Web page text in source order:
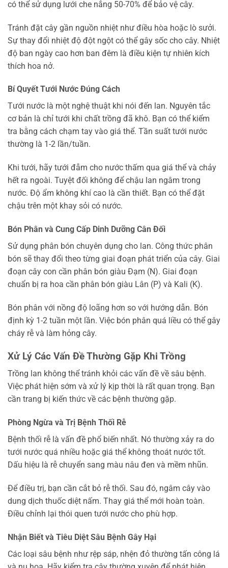
có thể sử dụng lưới che nắng 50-70% để bảo vệ cây.
Tránh đặt cây gần nguồn nhiệt như điều hòa hoặc lò sưởi.
Sự thay đổi nhiệt độ đột ngột có thể gây sốc cho cây. Nhiệt
độ ban ngày cao hơn ban đêm là điều kiện tự nhiên kích
thích hoa nở.
Bí Quyết Tưới Nước Đúng Cách
Tưới nước là một nghệ thuật khi nói đến lan. Nguyên tắc
cơ bản là chỉ tưới khi chất trồng đã khô. Bạn có thể kiểm
tra bằng cách chạm tay vào giá thể. Tần suất tưới nước
thường là 1-2 lần/tuần.
Khi tưới, hãy tưới đẫm cho nước thấm qua giá thể và chảy
hết ra ngoài. Tuyệt đối không để chậu lan ngâm trong
nước. Độ ẩm không khí cao là cần thiết. Bạn có thể đặt
chậu trên một khay sỏi có nước.
Bón Phân và Cung Cấp Dinh Dưỡng Cân Đối
Sử dụng phân bón chuyên dụng cho lan. Công thức phân
bón sẽ thay đổi theo từng giai đoạn phát triển của cây. Giai
đoạn cây con cần phân bón giàu Đạm (N). Giai đoạn
chuẩn bị ra hoa cần phân bón giàu Lân (P) và Kali (K).
Bón phân với nồng độ loãng hơn so với hướng dẫn. Bón
định kỳ 1-2 tuần một lần. Việc bón phân quá liều có thể gây
cháy rễ và làm hỏng cây.
Xử Lý Các Vấn Đề Thường Gặp Khi Trồng
Trồng lan không thể tránh khỏi các vấn đề về sâu bệnh.
Việc phát hiện sớm và xử lý kịp thời là rất quan trọng. Bạn
cần trang bị kiến thức về các bệnh thường gặp.
Phòng Ngừa và Trị Bệnh Thối Rễ
Bệnh thối rễ là vấn đề phổ biến nhất. Nó thường xảy ra do
tưới nước quá nhiều hoặc giá thể không thoát nước tốt.
Dấu hiệu là rễ chuyển sang màu nâu đen và mềm nhũn.
Để điều trị, bạn cần cắt bỏ rễ thối. Sau đó, ngâm cây vào
dung dịch thuốc diệt nấm. Thay giá thể mới hoàn toàn.
Điều chỉnh lại thói quen tưới nước cho phù hợp.
Nhận Biết và Tiêu Diệt Sâu Bệnh Gây Hại
Các loại sâu bệnh như rệp sáp, nhện đỏ thường tấn công lá